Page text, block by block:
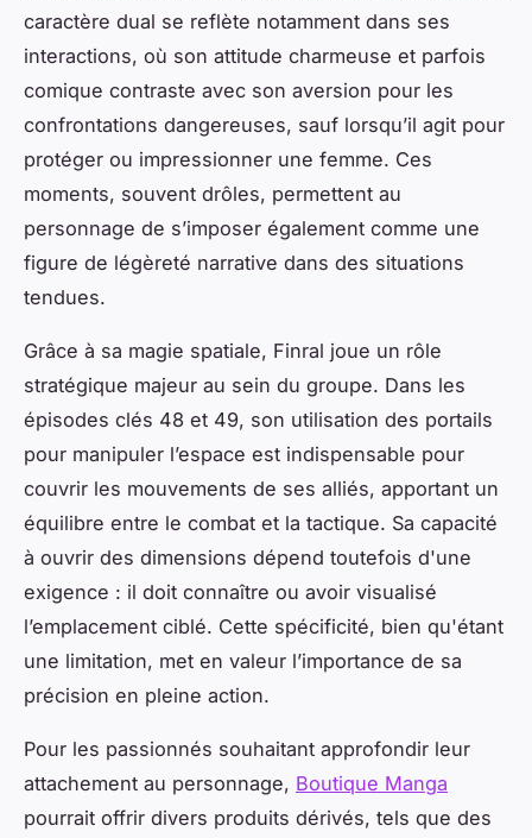
caractère dual se reflète notamment dans ses
interactions, où son attitude charmeuse et parfois
comique contraste avec son aversion pour les
confrontations dangereuses, sauf lorsqu’il agit pour
protéger ou impressionner une femme. Ces
moments, souvent drôles, permettent au
personnage de s’imposer également comme une
figure de légèreté narrative dans des situations
tendues.
Grâce à sa magie spatiale, Finral joue un rôle
stratégique majeur au sein du groupe. Dans les
épisodes clés 48 et 49, son utilisation des portails
pour manipuler l’espace est indispensable pour
couvrir les mouvements de ses alliés, apportant un
équilibre entre le combat et la tactique. Sa capacité
à ouvrir des dimensions dépend toutefois d'une
exigence : il doit connaître ou avoir visualisé
l’emplacement ciblé. Cette spécificité, bien qu'étant
une limitation, met en valeur l’importance de sa
précision en pleine action.
Pour les passionnés souhaitant approfondir leur
attachement au personnage, Boutique Manga
pourrait offrir divers produits dérivés, tels que des